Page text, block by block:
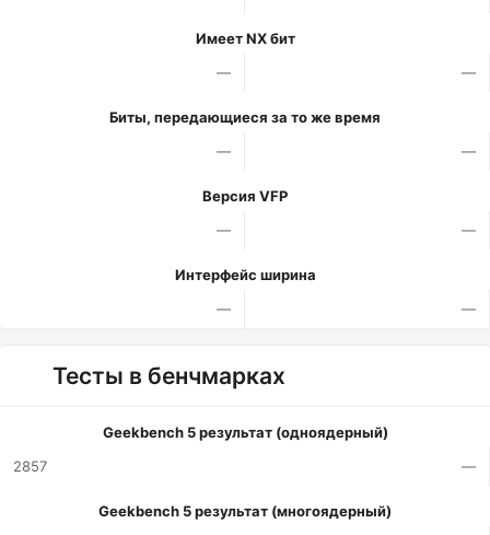
Имеет NX бит
—
—
Биты, передающиеся за то же время
—
—
Версия VFP
—
—
Интерфейс ширина
—
—
Тесты в бенчмарках
Geekbench 5 результат (одноядерный)
2857
—
Geekbench 5 результат (многоядерный)